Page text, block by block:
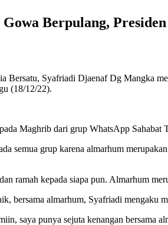
Berpulang,
Bersatu, Syafriadi Djaenaf Dg Mangka
(18/12/22).
Maghrib dari grup WhatsApp Sahabat
semua grup karena almarhum
ramah kepada siapa pun. Almarhum
bersama almarhum, Syafriadi mengaku
saya punya sejuta kenangan bersama